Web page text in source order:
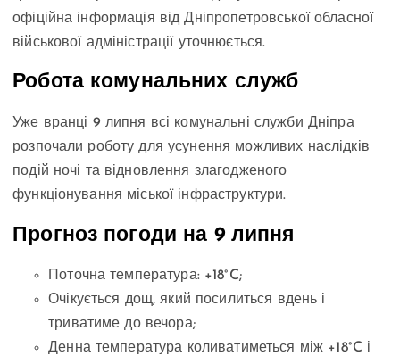
офіційна інформація від Дніпропетровської обласної
військової адміністрації уточнюється.
Робота комунальних служб
Уже вранці 9 липня всі комунальні служби Дніпра
розпочали роботу для усунення можливих наслідків
подій ночі та відновлення злагодженого
функціонування міської інфраструктури.
Прогноз погоди на 9 липня
Поточна температура: +18°C;
Очікується дощ, який посилиться вдень і
триватиме до вечора;
Денна температура коливатиметься між +18°C і